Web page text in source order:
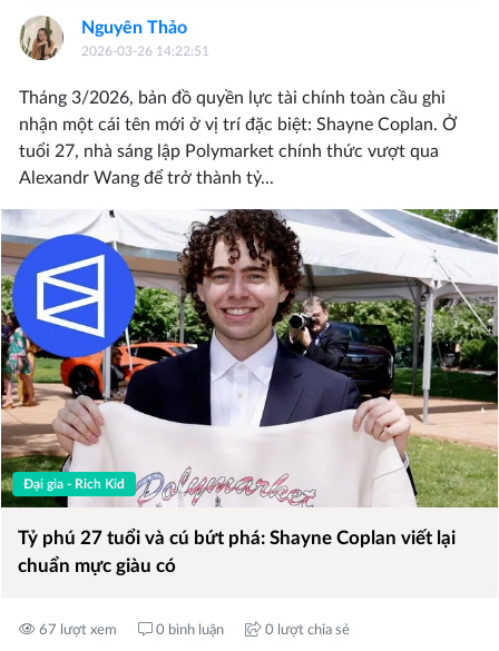
Nguyên Thảo
2026-03-26 14:22:51
Tháng 3/2026, bản đồ quyền lực tài chính toàn cầu ghi
nhận một cái tên mới ở vị trí đặc biệt: Shayne Coplan. Ở
tuổi 27, nhà sáng lập Polymarket chính thức vượt qua
Alexandr Wang để trở thành tỷ...
Đại gia - Rich Kid
Tỷ phú 27 tuổi và cú bứt phá: Shayne Coplan viết lại
chuẩn mực giàu có
67 lượt xem 0 bình luận 0 lượt chia sẻ